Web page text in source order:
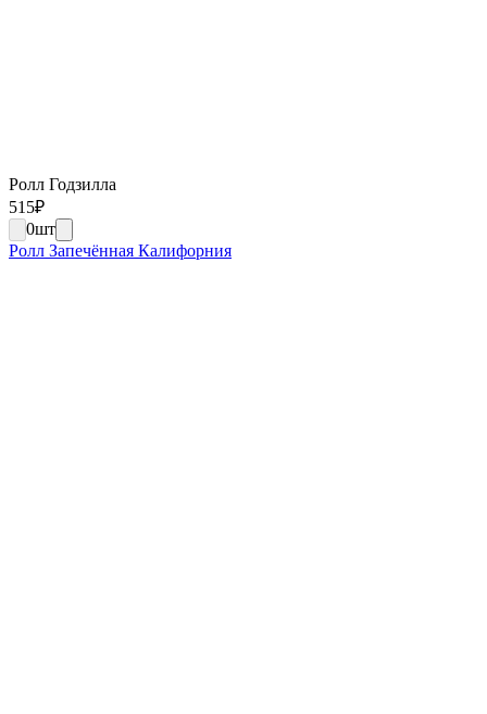
Ролл Годзилла
515₽
0шт
Ролл Запечённая Калифорния